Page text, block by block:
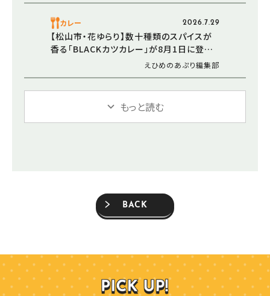
カレー 2026.7.29
【松山市・花ゆらり】数十種類のスパイスが
香る「BLACKカツカレー」が8月1日に登場！
サウナ後の新定番を目指す「サ飯-1.0」第2
えひめのあぷり編集部
もっと読む
BACK